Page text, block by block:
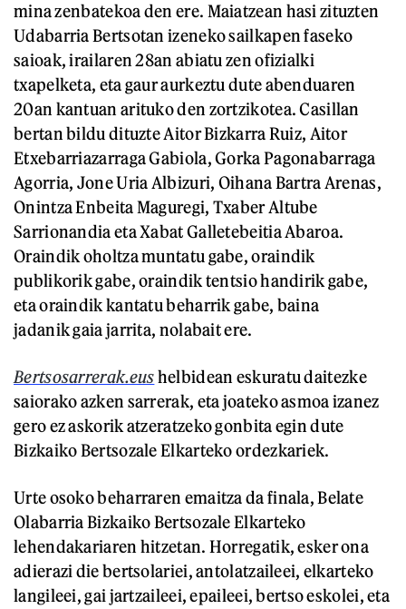
mina zenbatekoa den ere. Maiatzean hasi zituzten
Udabarria Bertsotan izeneko sailkapen faseko
saioak, irailaren 28an abiatu zen ofizialki
txapelketa, eta gaur aurkeztu dute abenduaren
20an kantuan arituko den zortzikotea. Casillan
bertan bildu dituzte Aitor Bizkarra Ruiz, Aitor
Etxebarriazarraga Gabiola, Gorka Pagonabarraga
Agorria, Jone Uria Albizuri, Oihana Bartra Arenas,
Onintza Enbeita Maguregi, Txaber Altube
Sarrionandia eta Xabat Galletebeitia Abaroa.
Oraindik oholtza muntatu gabe, oraindik
publikorik gabe, oraindik tentsio handirik gabe,
eta oraindik kantatu beharrik gabe, baina
jadanik gaia jarrita, nolabait ere.
Bertsosarrerak.eushelbidean eskuratu daitezke
saiorako azken sarrerak, eta joateko asmoa izanez
gero ez askorik atzeratzeko gonbita egin dute
Bizkaiko Bertsozale Elkarteko ordezkariek.
Urte osoko beharraren emaitza da finala, Belate
Olabarria Bizkaiko Bertsozale Elkarteko
lehendakariaren hitzetan. Horregatik, esker ona
adierazi die bertsolariei, antolatzaileei, elkarteko
langileei, gai jartzaileei, epaileei, bertso eskolei, eta